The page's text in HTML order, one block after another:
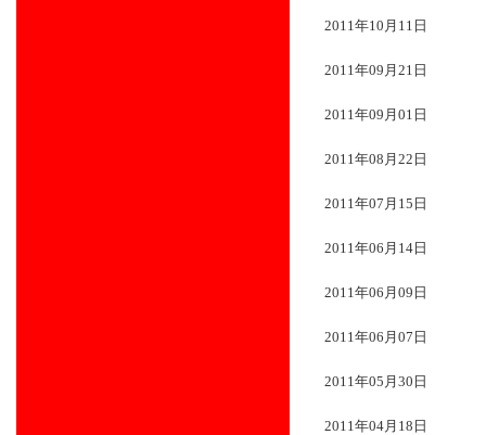
2011年10月11日
2011年09月21日
2011年09月01日
2011年08月22日
2011年07月15日
2011年06月14日
2011年06月09日
2011年06月07日
2011年05月30日
2011年04月18日